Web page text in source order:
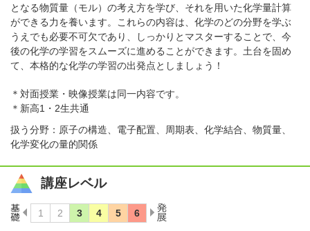
となる物質量（モル）の考え方を学び、それを用いた化学量計算
ができる力を養います。これらの内容は、化学のどの分野を学ぶ
うえでも必要不可欠であり、しっかりとマスターすることで、今
後の化学の学習をスムーズに進めることができます。土台を固め
て、本格的な化学の学習の出発点としましょう！
＊対面授業・映像授業は同一内容です。
＊新高1・2生共通
扱う分野：原子の構造、電子配置、周期表、化学結合、物質量、
化学変化の量的関係
講座レベル